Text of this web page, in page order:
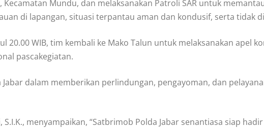
Mundu, dan melaksanakan Patroli SAR untuk
di lapangan, situasi terpantau aman dan kondusif, serta tidak
20.00 WIB, tim kembali ke Mako Talun untuk melaksanakan apel
pascakegiatan.
dalam memberikan perlindungan, pengayoman, dan
menyampaikan, “Satbrimob Polda Jabar senantiasa siap